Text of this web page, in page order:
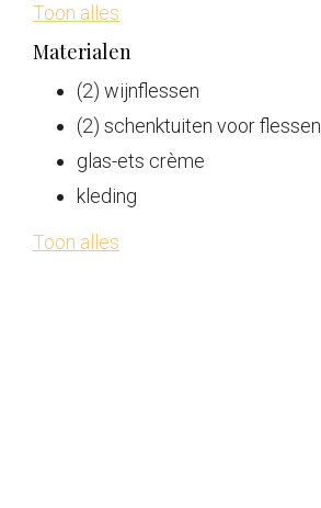
Toon alles
Materialen
(2) wijnflessen
(2) schenktuiten voor flessen
glas-ets crème
kleding
Toon alles